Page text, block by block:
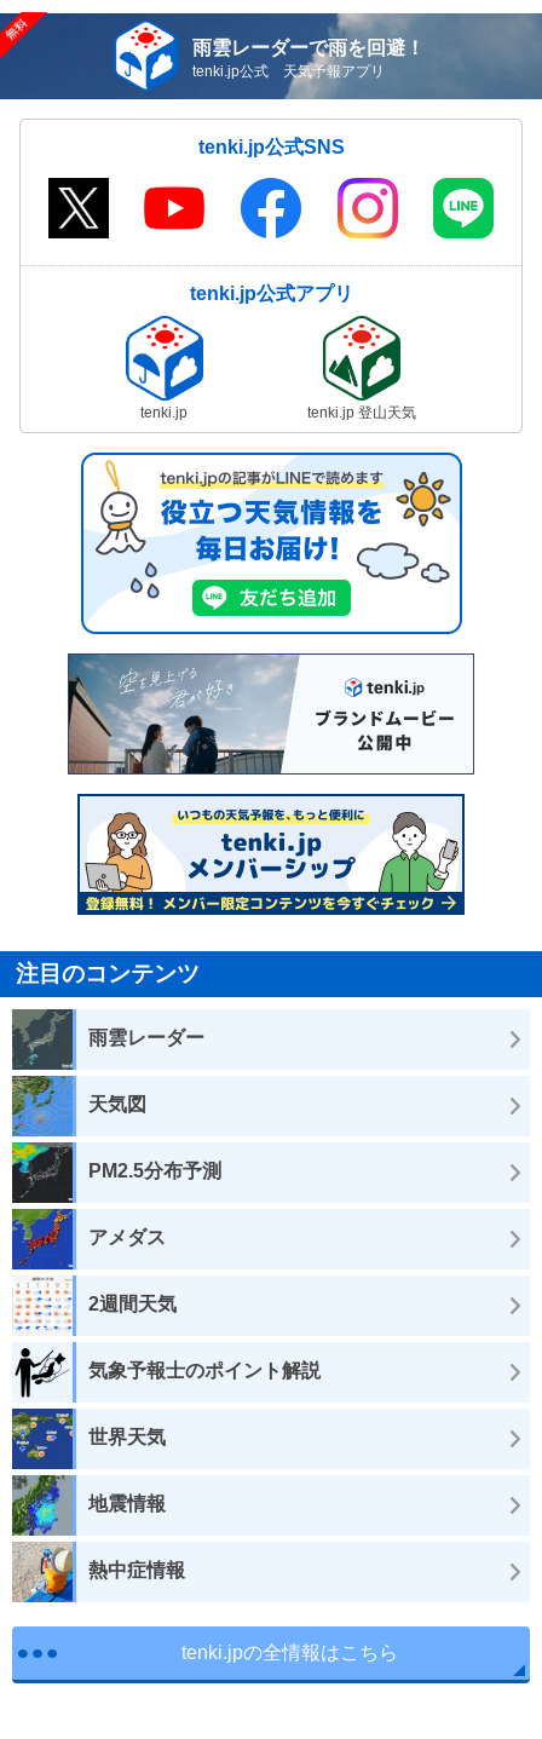
雨雲レーダーで雨を回避！
tenki.jp公式 天気予報アプリ
tenki.jp公式SNS
tenki.jp公式アプリ
tenki.jp tenki.jp 登山天気
注目のコンテンツ
雨雲レーダー
天気図
PM2.5分布予測
アメダス
2週間天気
気象予報士のポイント解説
世界天気
地震情報
熱中症情報
tenki.jpの全情報はこちら